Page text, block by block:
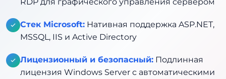
Стек Microsoft: Нативная поддержка ASP.NET,
MSSQL, IIS и Active Directory
Лицензионный и безопасный: Подлинная
лицензия Windows Server с автоматическими